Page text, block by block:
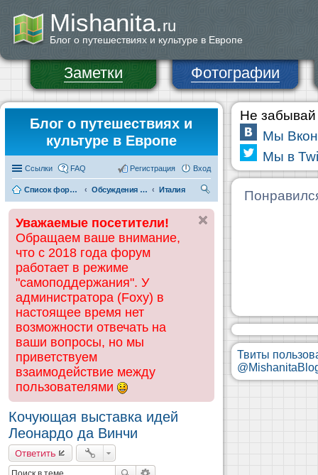
Mishanita.ru
Блог о путешествиях и культуре в Европе
Заметки Фотографии
Блог о путешествиях и
культуре в Европе
Ссылки FAQ Вход
Регистрация
Список форумов Обсуждения и информация по странам Италия
ск
Уважаемые посетители!
Обращаем ваше внимание,
что с 2018 года форум
работает в режиме
"самоподдержания". У
администратора (Foxy) в
настоящее время нет
возможности отвечать на
ваши вопросы, но мы
приветствуем
взаимодействие между
пользователями
Кочующая выставка идей
Леонардо да Винчи
Ответить
Не забывай
Мы
Мы в
Твиты